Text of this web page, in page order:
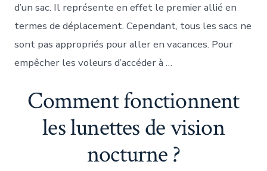
d’un sac. Il représente en effet le premier allié en
termes de déplacement. Cependant, tous les sacs ne
sont pas appropriés pour aller en vacances. Pour
empêcher les voleurs d’accéder à …
Comment fonctionnent
les lunettes de vision
nocturne ?